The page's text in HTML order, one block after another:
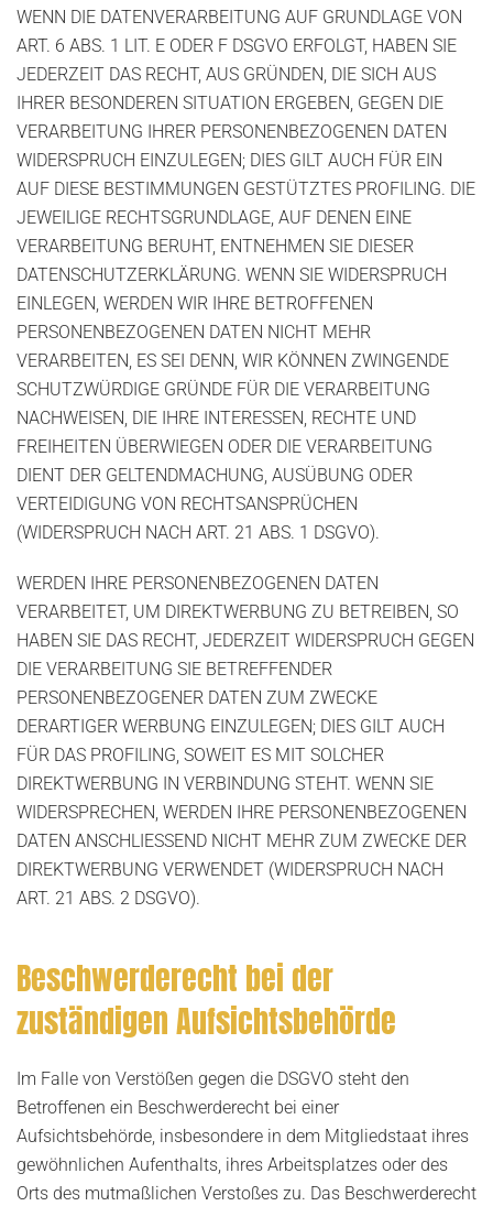
WENN DIE DATENVERARBEITUNG AUF GRUNDLAGE VON
ART. 6 ABS. 1 LIT. E ODER F DSGVO ERFOLGT, HABEN SIE
JEDERZEIT DAS RECHT, AUS GRÜNDEN, DIE SICH AUS
IHRER BESONDEREN SITUATION ERGEBEN, GEGEN DIE
VERARBEITUNG IHRER PERSONENBEZOGENEN DATEN
WIDERSPRUCH EINZULEGEN; DIES GILT AUCH FÜR EIN
AUF DIESE BESTIMMUNGEN GESTÜTZTES PROFILING. DIE
JEWEILIGE RECHTSGRUNDLAGE, AUF DENEN EINE
VERARBEITUNG BERUHT, ENTNEHMEN SIE DIESER
DATENSCHUTZERKLÄRUNG. WENN SIE WIDERSPRUCH
EINLEGEN, WERDEN WIR IHRE BETROFFENEN
PERSONENBEZOGENEN DATEN NICHT MEHR
VERARBEITEN, ES SEI DENN, WIR KÖNNEN ZWINGENDE
SCHUTZWÜRDIGE GRÜNDE FÜR DIE VERARBEITUNG
NACHWEISEN, DIE IHRE INTERESSEN, RECHTE UND
FREIHEITEN ÜBERWIEGEN ODER DIE VERARBEITUNG
DIENT DER GELTENDMACHUNG, AUSÜBUNG ODER
VERTEIDIGUNG VON RECHTSANSPRÜCHEN
(WIDERSPRUCH NACH ART. 21 ABS. 1 DSGVO).
WERDEN IHRE PERSONENBEZOGENEN DATEN
VERARBEITET, UM DIREKTWERBUNG ZU BETREIBEN, SO
HABEN SIE DAS RECHT, JEDERZEIT WIDERSPRUCH GEGEN
DIE VERARBEITUNG SIE BETREFFENDER
PERSONENBEZOGENER DATEN ZUM ZWECKE
DERARTIGER WERBUNG EINZULEGEN; DIES GILT AUCH
FÜR DAS PROFILING, SOWEIT ES MIT SOLCHER
DIREKTWERBUNG IN VERBINDUNG STEHT. WENN SIE
WIDERSPRECHEN, WERDEN IHRE PERSONENBEZOGENEN
DATEN ANSCHLIESSEND NICHT MEHR ZUM ZWECKE DER
DIREKTWERBUNG VERWENDET (WIDERSPRUCH NACH
ART. 21 ABS. 2 DSGVO).
Beschwerde­recht bei der
zuständigen Aufsichts­behörde
Im Falle von Verstößen gegen die DSGVO steht den
Betroffenen ein Beschwerderecht bei einer
Aufsichtsbehörde, insbesondere in dem Mitgliedstaat ihres
gewöhnlichen Aufenthalts, ihres Arbeitsplatzes oder des
Orts des mutmaßlichen Verstoßes zu. Das Beschwerderecht